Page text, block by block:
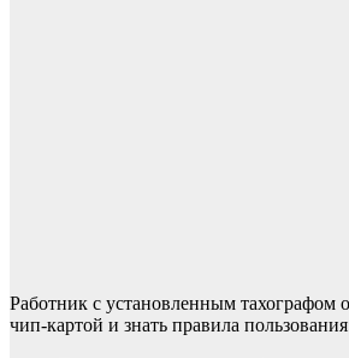
Работник с установленным тахографом
чип-картой и знать правила